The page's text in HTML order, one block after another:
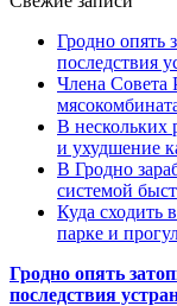
Гродно опять
последствия
Члена Совета
В нескольких
и ухудшение
В Гродно
системой
Куда сходить
парке и
Гродно опять
последствия